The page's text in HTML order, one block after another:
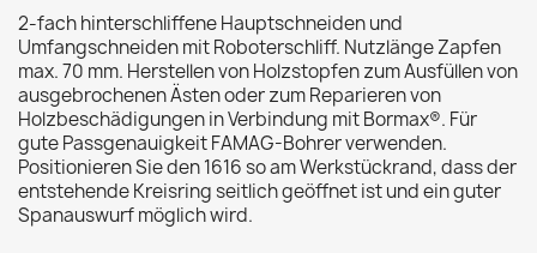
2-fach hinterschliffene Hauptschneiden und
Umfangschneiden mit Roboterschliff. Nutzlänge Zapfen
max. 70 mm. Herstellen von Holzstopfen zum Ausfüllen von
ausgebrochenen Ästen oder zum Reparieren von
Holzbeschädigungen in Verbindung mit Bormax®. Für
gute Passgenauigkeit FAMAG-Bohrer verwenden.
Positionieren Sie den 1616 so am Werkstückrand, dass der
entstehende Kreisring seitlich geöffnet ist und ein guter
Spanauswurf möglich wird.